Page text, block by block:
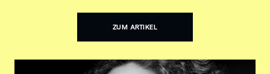
ZUM ARTIKEL